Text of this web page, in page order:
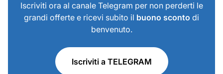
Iscriviti ora al canale Telegram per non perderti le
grandi offerte e ricevi subito il buono sconto di
benvenuto.
Iscriviti a TELEGRAM